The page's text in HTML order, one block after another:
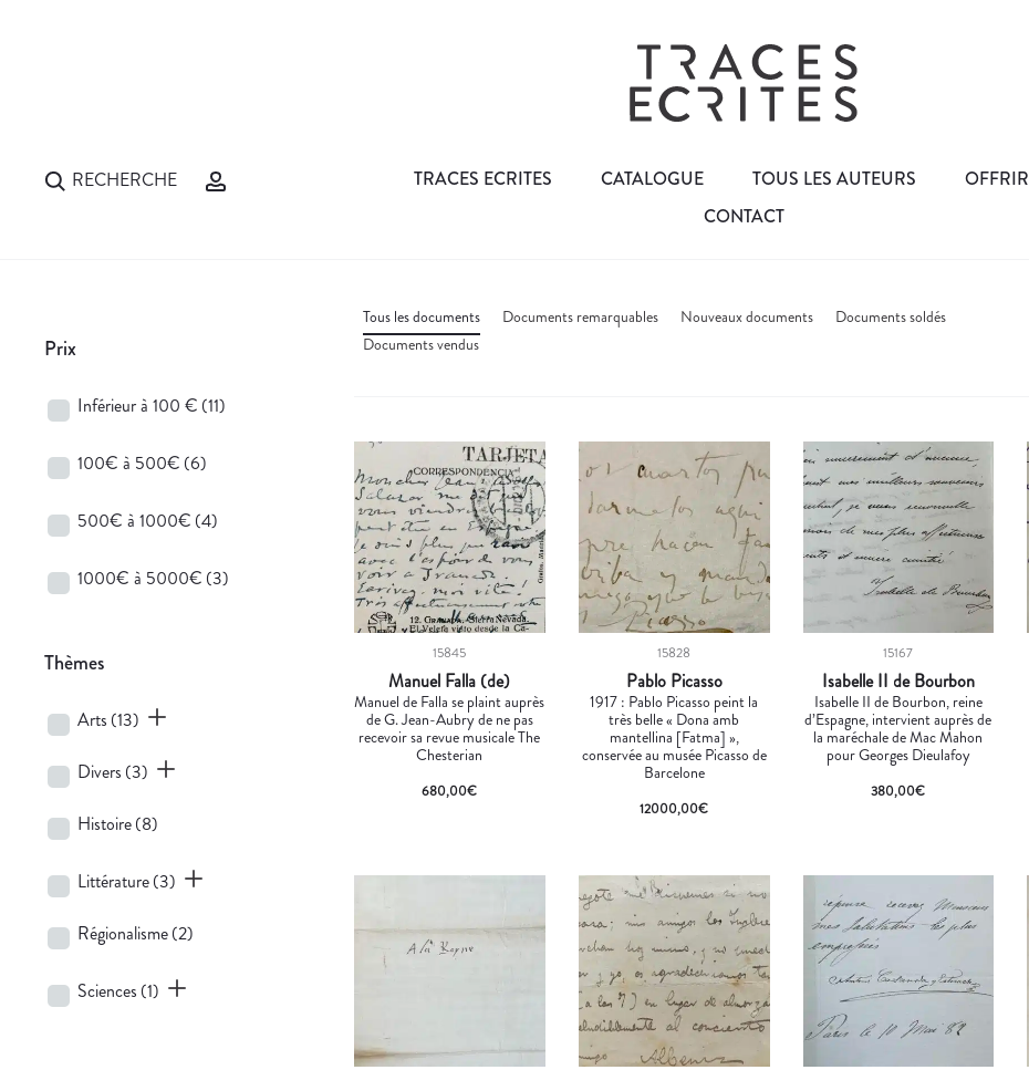
RECHERCHE TRACES ECRITES CATALOGUE TOUS LES AUTEURS
OFFRIR
CONTACT
Tous les documents Documents remarquables Nouveaux documents
Documents soldés
Documents vendus
15845
Manuel Falla (de)
Manuel de Falla se plaint auprès
de G. Jean-Aubry de ne pas
recevoir sa revue musicale The
Chesterian
680,00€
15828
Pablo Picasso
1917 : Pablo Picasso peint la
très belle « Dona amb
mantellina [Fatma] »,
conservée au musée Picasso de
Barcelone
12000,00€
15167
Isabelle II de Bourbon
Isabelle II de Bourbon, reine
d’Espagne, intervient auprès de
la maréchale de Mac Mahon
pour Georges Dieulafoy
380,00€
Prix
Inférieur à 100 € (11)
100€ à 500€ (6)
500€ à 1000€ (4)
1000€ à 5000€ (3)
Thèmes
Arts (13)
Divers (3)
Histoire(8)
Littérature(3)
Régionalisme(2)
Sciences (1)